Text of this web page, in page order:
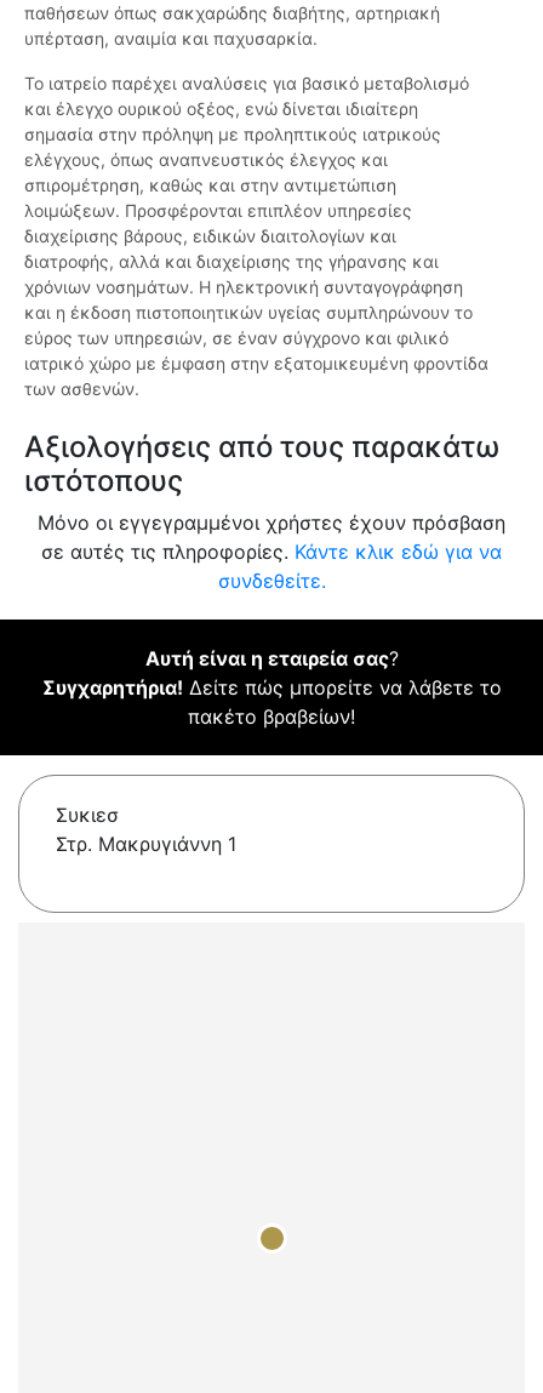
παθήσεων όπως σακχαρώδης διαβήτης, αρτηριακή
υπέρταση, αναιμία και παχυσαρκία.
Το ιατρείο παρέχει αναλύσεις για βασικό μεταβολισμό
και έλεγχο ουρικού οξέος, ενώ δίνεται ιδιαίτερη
σημασία στην πρόληψη με προληπτικούς ιατρικούς
ελέγχους, όπως αναπνευστικός έλεγχος και
σπιρομέτρηση, καθώς και στην αντιμετώπιση
λοιμώξεων. Προσφέρονται επιπλέον υπηρεσίες
διαχείρισης βάρους, ειδικών διαιτολογίων και
διατροφής, αλλά και διαχείρισης της γήρανσης και
χρόνιων νοσημάτων. Η ηλεκτρονική συνταγογράφηση
και η έκδοση πιστοποιητικών υγείας συμπληρώνουν το
εύρος των υπηρεσιών, σε έναν σύγχρονο και φιλικό
ιατρικό χώρο με έμφαση στην εξατομικευμένη φροντίδα
των ασθενών.
Αξιολογήσεις από τους παρακάτω
ιστότοπους
Μόνο οι εγγεγραμμένοι χρήστες έχουν πρόσβαση
σε αυτές τις πληροφορίες. Κάντε κλικ εδώ για να
συνδεθείτε.
Αυτή είναι η εταιρεία σας?
Συγχαρητήρια! Δείτε πώς μπορείτε να λάβετε το
πακέτο βραβείων!
Συκιεσ
Στρ. Μακρυγιάννη 1